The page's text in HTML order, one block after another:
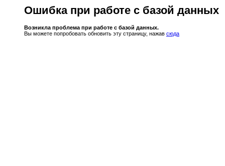
Ошибка при работе с базой данных
Возникла проблема при работе с базой данных.
Вы можете попробовать обновить эту страницу, нажав сюда